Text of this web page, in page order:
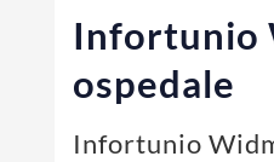
Infortunio
ospedale
Infortunio